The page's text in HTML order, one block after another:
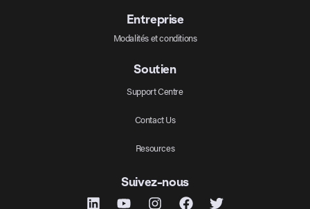
Entreprise
Modalités et conditions
Soutien
Support Centre
Contact Us
Resources
Suivez-nous